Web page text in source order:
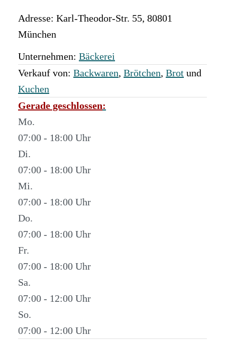
Adresse: Karl-Theodor-Str. 55, 80801
München
Unternehmen: Bäckerei
Verkauf von: Backwaren, Brötchen, Brot und
Kuchen
Gerade geschlossen:
Mo.
07:00 - 18:00
Di.
07:00 - 18:00
Mi.
07:00 - 18:00
Do.
07:00 - 18:00
Fr.
07:00 - 18:00
Sa.
07:00 - 12:00
So.
07:00 - 12:00